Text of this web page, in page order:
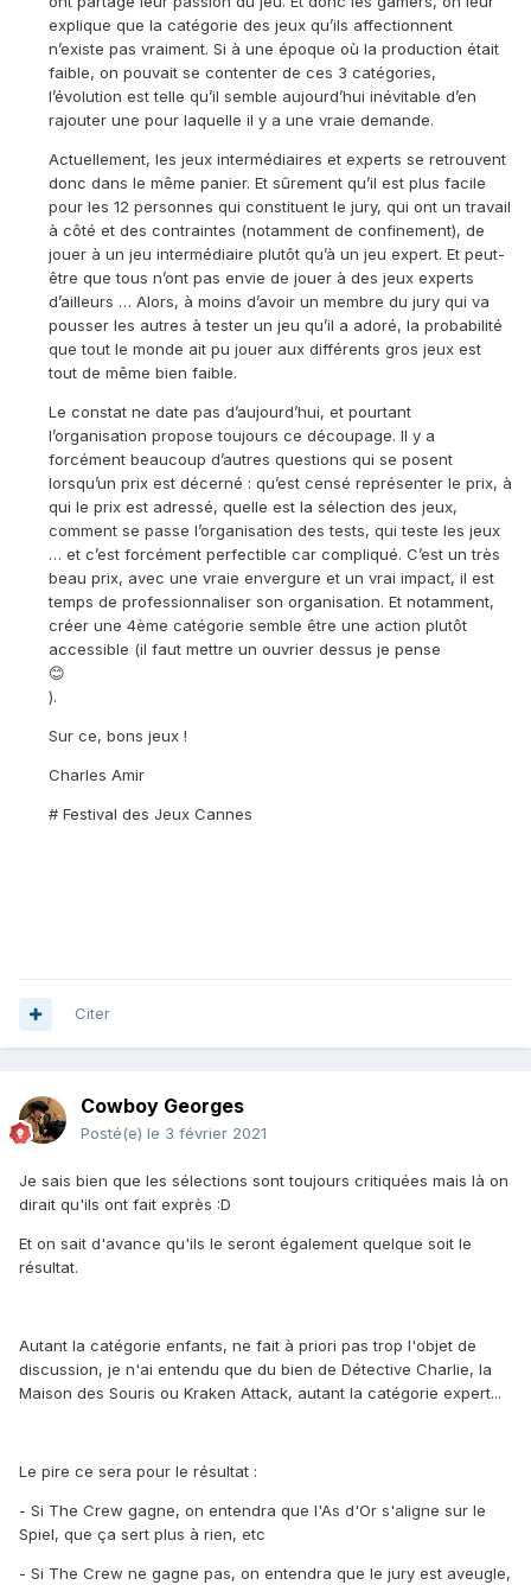
explique que la catégorie des jeux qu’ils affectionnent
n’existe pas vraiment. Si à une époque où la production était
faible, on pouvait se contenter de ces 3 catégories,
l’évolution est telle qu’il semble aujourd’hui inévitable d’en
rajouter une pour laquelle il y a une vraie demande.
Actuellement, les jeux intermédiaires et experts se retrouvent
donc dans le même panier. Et sûrement qu’il est plus facile
pour les 12 personnes qui constituent le jury, qui ont un travail
à côté et des contraintes (notamment de confinement), de
jouer à un jeu intermédiaire plutôt qu’à un jeu expert. Et peut-
être que tous n’ont pas envie de jouer à des jeux experts
d’ailleurs … Alors, à moins d’avoir un membre du jury qui va
pousser les autres à tester un jeu qu’il a adoré, la probabilité
que tout le monde ait pu jouer aux différents gros jeux est
tout de même bien faible.
Le constat ne date pas d’aujourd’hui, et pourtant
l’organisation propose toujours ce découpage. Il y a
forcément beaucoup d’autres questions qui se posent
lorsqu’un prix est décerné : qu’est censé représenter le prix, à
qui le prix est adressé, quelle est la sélection des jeux,
comment se passe l’organisation des tests, qui teste les jeux
… et c’est forcément perfectible car compliqué. C’est un très
beau prix, avec une vraie envergure et un vrai impact, il est
temps de professionnaliser son organisation. Et notamment,
créer une 4ème catégorie semble être une action plutôt
accessible (il faut mettre un ouvrier dessus je pense
😊
).
Sur ce, bons jeux !
Charles Amir
# Festival des Jeux Cannes
Citer
Cowboy Georges
Posté(e) le 3 février 2021
Je sais bien que les sélections sont toujours critiquées mais là on
dirait qu'ils ont fait exprès :D
Et on sait d'avance qu'ils le seront également quelque soit le
résultat.
Autant la catégorie enfants, ne fait à priori pas trop l'objet de
discussion, je n'ai entendu que du bien de Détective Charlie, la
Maison des Souris ou Kraken Attack, autant la catégorie expert...
Le pire ce sera pour le résultat :
- Si The Crew gagne, on entendra que l'As d'Or s'aligne sur le
Spiel, que ça sert plus à rien, etc
- Si The Crew ne gagne pas, on entendra que le jury est aveugle,